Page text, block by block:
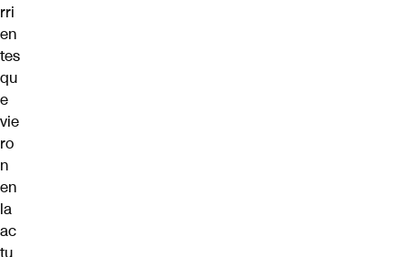
rri
en
tes
qu
e
vie
ro
n
en
la
ac
tu